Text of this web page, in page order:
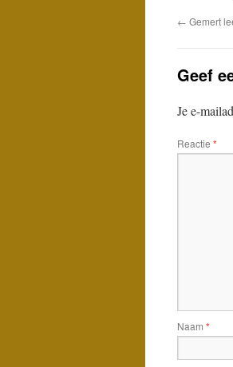
← Gemert
Geef
Je e-
Reactie *
Naam *